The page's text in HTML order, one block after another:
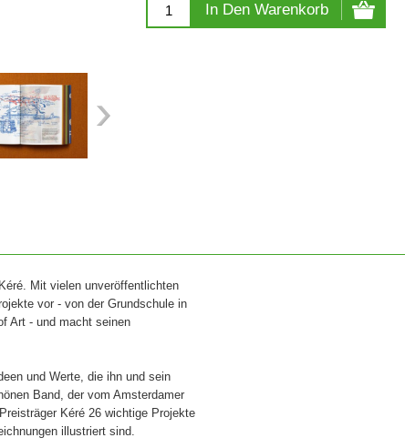
In Den Warenkorb
Mit vielen unveröffentlichten
vor - von der Grundschule in
Art - und macht seinen
und Werte, die ihn und sein
Band, der vom Amsterdamer
Kéré 26 wichtige Projekte
illustriert sind.